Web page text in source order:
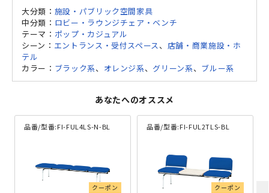
大分類： 施設・パブリック空間家具
中分類： ロビー・ラウンジチェア・ベンチ
テーマ： ポップ・カジュアル
シーン： エントランス・受付スペース、 店舗・商業施設・ホ
テル
カラー： ブラック系、 オレンジ系、 グリーン系、 ブルー系
あなたへのオススメ
品番/型番:FI-FUL4LS-N-BL
クーポン
品番/型番:FI-FUL2TLS-BL
クーポン